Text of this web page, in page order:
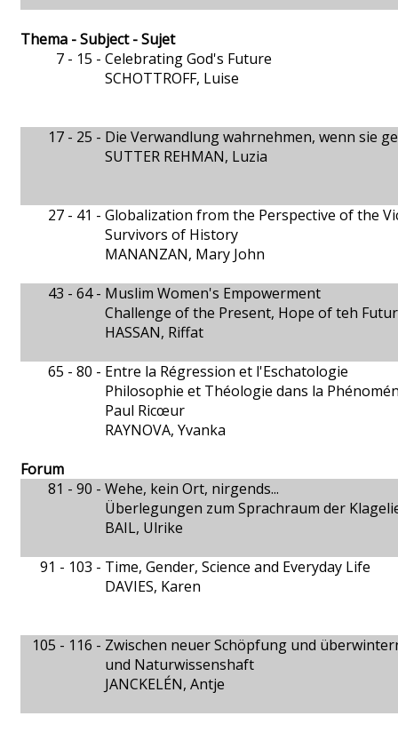
Thema - Subject - Sujet
7 - 15 - Celebrating God's Future
SCHOTTROFF, Luise
17 - 25 - Die Verwandlung wahrnehmen, wenn sie
SUTTER REHMAN, Luzia
27 - 41 - Globalization from the Perspective of the
Survivors of History
MANANZAN, Mary John
43 - 64 - Muslim Women's Empowerment
Challenge of the Present, Hope of teh
HASSAN, Riffat
65 - 80 - Entre la Régression et l'Eschatologie
Philosophie et Théologie dans la
Paul Ricœur
RAYNOVA, Yvanka
Forum
81 - 90 - Wehe, kein Ort, nirgends...
Überlegungen zum Sprachraum der
BAIL, Ulrike
91 - 103 - Time, Gender, Science and Everyday Life
DAVIES, Karen
105 - 116 - Zwischen neuer Schöpfung und
und Naturwissenshaft
JANCKELÉN, Antje